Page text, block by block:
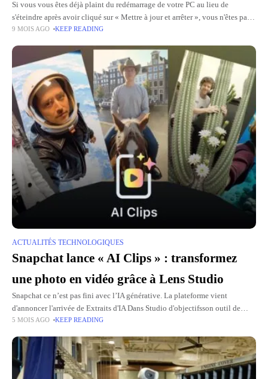
Si vous vous êtes déjà plaint du redémarrage de votre PC au lieu de
s'éteindre après avoir cliqué sur « Mettre à jour et arrêter », vous n'êtes pas
seul
9 MOIS AGO KEEP READING
ACTUALITÉS TECHNOLOGIQUES
Snapchat lance « AI Clips » : transformez
une photo en vidéo grâce à Lens Studio
Snapchat ce n’est pas fini avec l’IA générative. La plateforme vient
d'annoncer l'arrivée de Extraits d'IA Dans Studio d'objectifsson outil de
création dédié aux Lenses, alliant réalité augmentée et intelligence
5 MOIS AGO KEEP READING